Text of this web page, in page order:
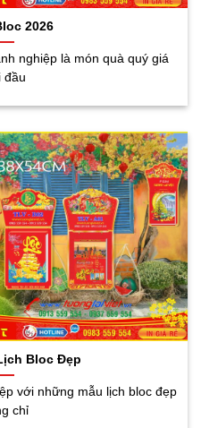
2026
nghiệp là món quà quý giá
đầu
Bloc Đẹp
với những mẫu lịch bloc đẹp
chỉ